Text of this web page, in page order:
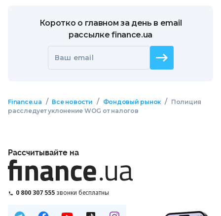
Коротко о главном за день в email
рассылке finance.ua
Ваш email
Finance.ua / Все новости / Фондовый рынок /
Полиция
расследует уклонение WOG от налогов
Рассчитывайте на
0 800 307 555 звонки бесплатны